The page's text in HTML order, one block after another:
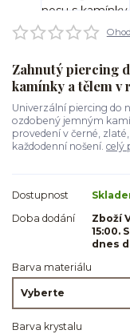
Zahnutý piercing
kamínky a tělem v
Univerzální piercing do
ozdobený jemným
provedení v černé,
každodenní nošení. celý
Dostupnost
Doba dodání
Zboží
15:00.
dnes
Barva materiálu
Barva krystalu